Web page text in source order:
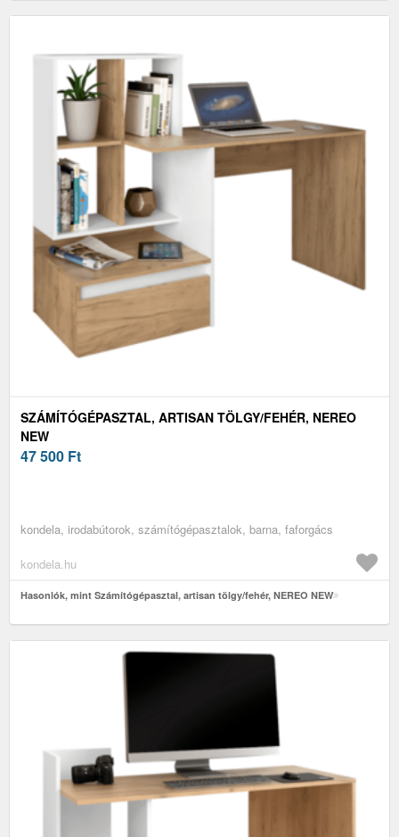
SZÁMÍTÓGÉPASZTAL, ARTISAN TÖLGY/FEHÉR, NEREO
NEW
47 500 Ft
kondela, irodabútorok, számítógépasztalok, barna, faforgács
kondela.hu
Hasonlók, mint Számítógépasztal, artisan tölgy/fehér, NEREO NEW